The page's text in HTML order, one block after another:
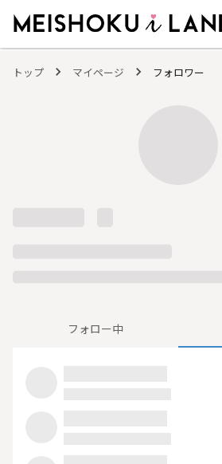
トップ マイページ フォロワー
フォロー中